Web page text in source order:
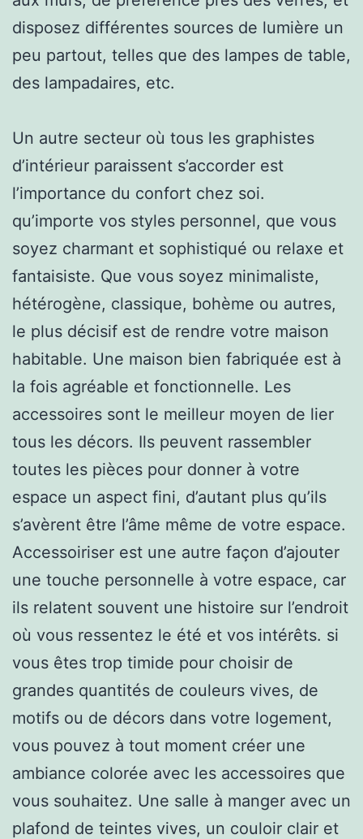
disposez différentes sources de lumière un
peu partout, telles que des lampes de table,
des lampadaires, etc.
Un autre secteur où tous les graphistes
d’intérieur paraissent s’accorder est
l’importance du confort chez soi.
qu’importe vos styles personnel, que vous
soyez charmant et sophistiqué ou relaxe et
fantaisiste. Que vous soyez minimaliste,
hétérogène, classique, bohème ou autres,
le plus décisif est de rendre votre maison
habitable. Une maison bien fabriquée est à
la fois agréable et fonctionnelle. Les
accessoires sont le meilleur moyen de lier
tous les décors. Ils peuvent rassembler
toutes les pièces pour donner à votre
espace un aspect fini, d’autant plus qu’ils
s’avèrent être l’âme même de votre espace.
Accessoiriser est une autre façon d’ajouter
une touche personnelle à votre espace, car
ils relatent souvent une histoire sur l’endroit
où vous ressentez le été et vos intérêts. si
vous êtes trop timide pour choisir de
grandes quantités de couleurs vives, de
motifs ou de décors dans votre logement,
vous pouvez à tout moment créer une
ambiance colorée avec les accessoires que
vous souhaitez. Une salle à manger avec un
plafond de teintes vives, un couloir clair et